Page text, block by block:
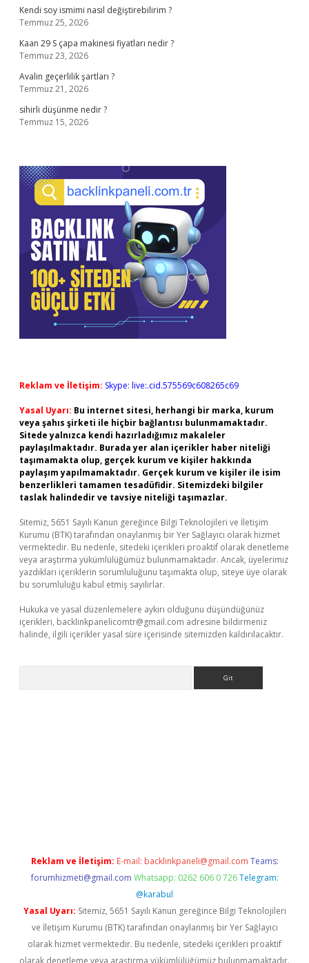
Kendi soy ismimi nasıl değiştirebilirim ?
Temmuz 25, 2026
Kaan 29 S çapa makinesi fiyatları nedir ?
Temmuz 23, 2026
Avalin geçerlilik şartları ?
Temmuz 21, 2026
sihirli düşünme nedir ?
Temmuz 15, 2026
Reklam ve İletişim: Skype: live:.cid.575569c608265c69
Yasal Uyarı: Bu internet sitesi, herhangi bir marka, kurum
veya şahıs şirketi ile hiçbir bağlantısı bulunmamaktadır.
Sitede yalnızca kendi hazırladığımız makaleler
paylaşılmaktadır. Burada yer alan içerikler haber niteliği
taşımamakta olup, gerçek kurum ve kişiler hakkında
paylaşım yapılmamaktadır. Gerçek kurum ve kişiler ile isim
benzerlikleri tamamen tesadüfidir. Sitemizdeki bilgiler
taslak halindedir ve tavsiye niteliği taşımazlar.
Sitemiz, 5651 Sayılı Kanun gereğince Bilgi Teknolojileri ve İletişim
Kurumu (BTK) tarafından onaylanmış bir Yer Sağlayıcı olarak hizmet
vermektedir. Bu nedenle, sitedeki içerikleri proaktif olarak denetleme
veya araştırma yükümlülüğümüz bulunmamaktadır. Ancak, üyelerimiz
yazdıkları içeriklerin sorumluluğunu taşımakta olup, siteye üye olarak
bu sorumluluğu kabul etmiş sayılırlar.
Hukuka ve yasal düzenlemelere aykırı olduğunu düşündüğünüz
içerikleri, backlinkpanelicomtr@gmail.com adresine bildirmeniz
halinde, ilgili içerikler yasal süre içerisinde sitemizden kaldırılacaktır.
Reklam ve İletişim: E-mail: backlinkpaneli@gmail.com Teams:
forumhizmeti@gmail.com Whatsapp: 0262 606 0 726 Telegram:
@karabul
Yasal Uyarı: Sitemiz, 5651 Sayılı Kanun gereğince Bilgi Teknolojileri
ve İletişim Kurumu (BTK) tarafından onaylanmış bir Yer Sağlayıcı
olarak hizmet vermektedir. Bu nedenle, sitedeki içerikleri proaktif
olarak denetleme veya araştırma yükümlülüğümüz bulunmamaktadır.